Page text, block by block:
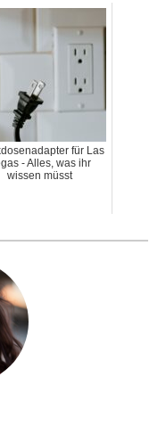
für Las
- Alles, was ihr
wissen müsst